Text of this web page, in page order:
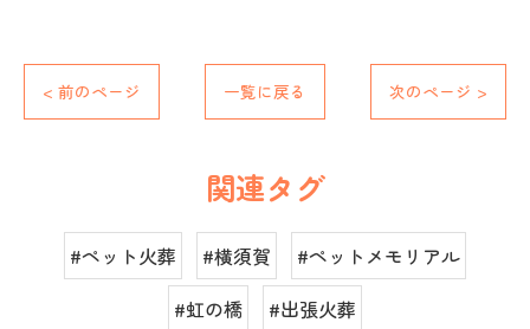
< 前のページ 一覧に戻る 次のページ >
関連タグ
#ペット火葬 #横須賀
#ペットメモリアル
#虹の橋
#出張火葬